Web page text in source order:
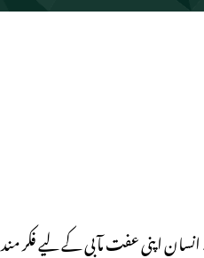
اپنی عفت مآبی کے لیے فکر مند